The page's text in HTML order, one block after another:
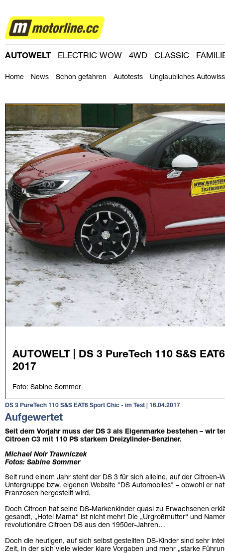
AUTOWELT
AUTOWELT
Home News Schon gefahren Autotests Unglaubliches
ELECTRIC WOW 4WD CLASSIC
DS 3 PureTech 110 S&S EAT6 Sport Chic - im Test | 16.04.2017
Aufgewertet
Seit dem Vorjahr muss der DS 3 als Eigenmarke bestehen – wir
Citroen C3 mit 110 PS starkem Dreizylinder-Benziner.
Michael Noir Trawniczek
Fotos: Sabine Sommer
Seit rund einem Jahr steht der DS 3 für sich alleine, auf der Citroen-
Untergruppe bzw. eigenen Website "DS Automobiles" – obwohl er
Franzosen hergestellt wird.
Doch Citroen hat seine DS-Markenkinder quasi zu Erwachsenen
gesandt, „Hotel Mama“ ist nicht mehr! Die „Urgroßmutter“ und
revolutionäre Citroen DS aus den 1950er-Jahren…
Doch die heutigen, auf sich selbst gestellten DS-Kinder sind sehr
Zeit, in der sich viele wieder klare Vorgaben und mehr „starke